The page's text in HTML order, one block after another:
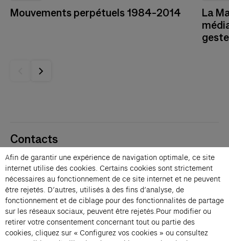
Mouvements perpétuels 1984-2014
La
geste
Contacts
Membres
Presse
Privatisations
Changer de langue 
Inscription à la newsletter
→
Afin de garantir une expérience de navigation optimale, ce site
internet utilise des cookies. Certains cookies sont strictement
nécessaires au fonctionnement de ce site internet et ne peuvent
être rejetés. D’autres, utilisés à des fins d’analyse, de
fonctionnement et de ciblage pour des fonctionnalités de partage
sur les réseaux sociaux, peuvent être rejetés.Pour modifier ou
retirer votre consentement concernant tout ou partie des
cookies, cliquez sur « Configurez vos cookies » ou consultez